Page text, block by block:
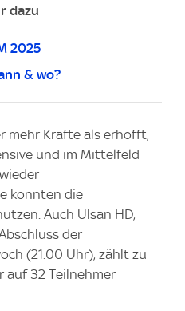
dazu
2025
& wo?
mehr Kräfte als erhofft,
und im Mittelfeld
konnten die
Auch Ulsan HD,
der
(21.00 Uhr), zählt zu
auf 32 Teilnehmer